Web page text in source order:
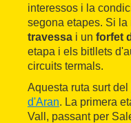
interessos i la
segona etapes. Si la
travessa i un forfet
etapa i els bitllets
circuits termals.
Aquesta ruta surt del
d'Aran. La primera
Vall, passant per